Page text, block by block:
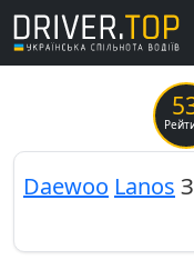
Daewoo Lanos